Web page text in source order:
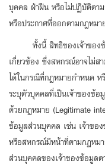
บุคคล ฝ่าฝืน หรือไม่ปฏิบัติตา
หรือประกาศที่ออกตามกฎหมา
ทั้งนี้ สิทธิของเจ้าขอ
เกี่ยวข้อง ซึ่งสหกรณ์อาจไม่ส
ได้ในกรณีที่กฎหมายกำหนด ห
ระบุตัวบุคคลที่เป็นเจ้าของข้
ด้วยกฎหมาย (Legitimate
ข้อมูลส่วนบุคคล เช่น เจ้าขอ
หรือสหกรณ์มีหน้าที่ตามกฎหม
ส่วนบุคคลของเจ้าของข้อมูลต